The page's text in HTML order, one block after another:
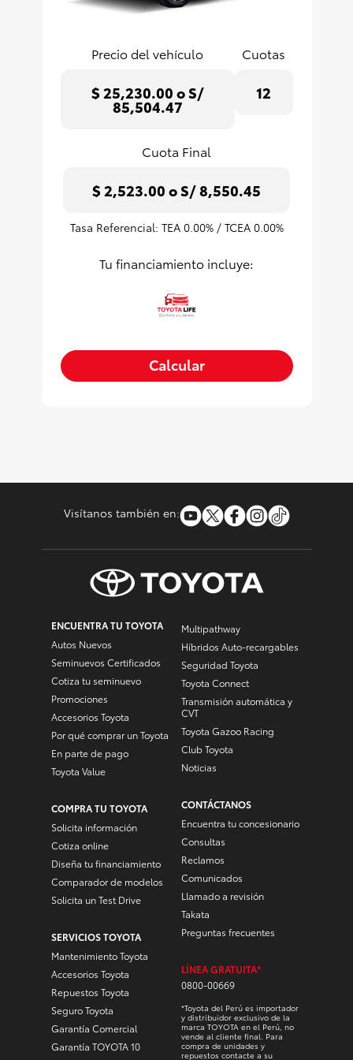
Precio del vehículo
$ 25,230.00 o S/
85,504.47
Cuotas
12
Cuota Final
$ 2,523.00 o S/ 8,550.45
Tasa Referencial: TEA 0.00% / TCEA 0.00%
Tu financiamiento incluye:
Calcular
Visítanos también en:
ENCUENTRA TU TOYOTA
Autos Nuevos
Seminuevos Certificados
Cotiza tu seminuevo
Promociones
Accesorios Toyota
Por qué comprar un Toyota
En parte de pago
Toyota Value
COMPRA TU TOYOTA
Solicita información
Cotiza online
Diseña tu financiamiento
Comparador de modelos
Solicita un Test Drive
SERVICIOS TOYOTA
Mantenimiento Toyota
Accesorios Toyota
Repuestos Toyota
Seguro Toyota
Garantía Comercial
Garantía TOYOTA 10
Multipathway
Híbridos Auto-recargables
Seguridad Toyota
Toyota Connect
Transmisión automática y
CVT
Toyota Gazoo Racing
Club Toyota
Noticias
CONTÁCTANOS
Encuentra tu concesionario
Consultas
Reclamos
Comunicados
Llamado a revisión
Takata
Preguntas frecuentes
LÍNEA GRATUITA*
0800-00669
*Toyota del Perú es importador
y distribuidor exclusivo de la
marca TOYOTA en el Perú, no
vende al cliente final. Para
compra de unidades y
repuestos contacte a su